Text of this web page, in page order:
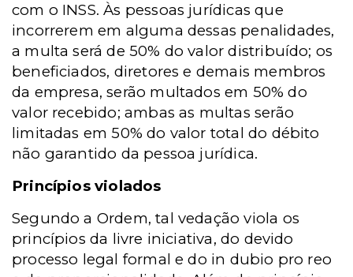
com o INSS. Às pessoas jurídicas que
incorrerem em alguma dessas penalidades,
a multa será de 50% do valor distribuído; os
beneficiados, diretores e demais membros
da empresa, serão multados em 50% do
valor recebido; ambas as multas serão
limitadas em 50% do valor total do débito
não garantido da pessoa jurídica.
Princípios violados
Segundo a Ordem, tal vedação viola os
princípios da livre iniciativa, do devido
processo legal formal e do in dubio pro reo